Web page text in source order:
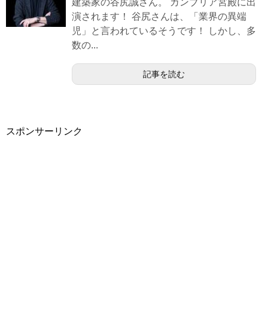
建築家の谷尻誠さん。 カンブリア宮殿に出
演されます！ 谷尻さんは、「業界の異端
児」と言われているそうです！ しかし、多
数の...
記事を読む
スポンサーリンク